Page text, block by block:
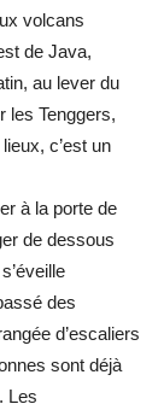
volcans
de Java,
au lever du
les Tenggers,
c’est un
à la porte de
de dessous
des
d’escaliers
sont déjà
Les